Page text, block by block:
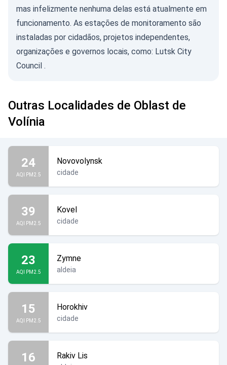
mas infelizmente nenhuma delas está atualmente em
funcionamento. As estações de monitoramento são
instaladas por cidadãos, projetos independentes,
organizações e governos locais, como: Lutsk City
Council .
Outras Localidades de Oblast de
Volínia
24
AQI PM2.5
Novovolynsk
cidade
39
AQI PM2.5
Kovel
cidade
23
AQI PM2.5
Zymne
aldeia
15
AQI PM2.5
Horokhiv
cidade
16 Rakiv Lis